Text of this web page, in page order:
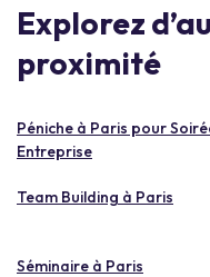
Explorez
proximité
Péniche à Paris pour
Entreprise
Team Building à Paris
Séminaire à Paris